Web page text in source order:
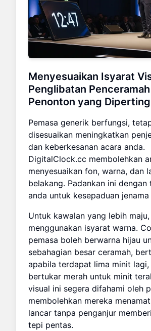
Menyesuaikan Isyarat
Penglibatan
Penonton yang
Pemasa generik berfungsi,
disesuaikan meningkatkan
dan keberkesanan acara anda.
DigitalClock.cc membolehkan
menyesuaikan fon, warna, dan
belakang. Padankan ini dengan
anda untuk kesepaduan jenama
Untuk kawalan yang lebih
menggunakan isyarat warna.
pemasa boleh berwarna hijau
sebahagian besar ceramah,
apabila terdapat lima minit lagi,
bertukar merah untuk minit
visual ini segera difahami oleh
membolehkan mereka
lancar tanpa penganjur
tepi pentas.